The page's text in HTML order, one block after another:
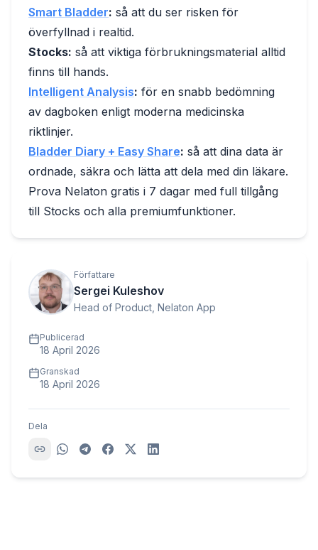
Smart Bladder: så att du ser risken för
överfyllnad i realtid.
Stocks: så att viktiga förbrukningsmaterial alltid
finns till hands.
Intelligent Analysis: för en snabb bedömning
av dagboken enligt moderna medicinska
riktlinjer.
Bladder Diary + Easy Share: så att dina data är
ordnade, säkra och lätta att dela med din läkare.
Prova Nelaton gratis i 7 dagar med full tillgång
till Stocks och alla premiumfunktioner.
Författare
Sergei Kuleshov
Head of Product, Nelaton App
Publicerad
18 April 2026
Granskad
18 April 2026
Dela